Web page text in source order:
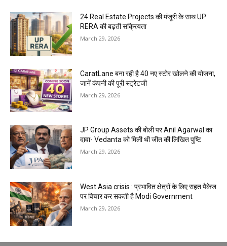
24 Real Estate Projects की मंजूरी के साथ UP
RERA की बढ़ती सक्रियता
March 29, 2026
CaratLane बना रही है 40 नए स्टोर खोलने की योजना,
जानें कंपनी की पूरी स्ट्रेटजी
March 29, 2026
JP Group Assets की बोली पर Anil Agarwal का
दावा- Vedanta को मिली थी जीत की लिखित पुष्टि
March 29, 2026
West Asia crisis : प्रभावित क्षेत्रों के लिए राहत पैकेज
पर विचार कर सकती है Modi Government
March 29, 2026